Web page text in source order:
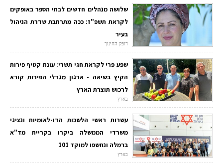
שלושה מנהלים חדשים לבתי הספר באופקים
לקראת תשפ"ז: ככה מתרחבת שדרת הניהול
בעיר
דופק החינוך
שפע פרי לקראת חגי תשרי: עונת קטיף פירות
הקיץ בשיאה - ארגון מגדלי הפירות קורא
לרכוש תוצרת הארץ
בארץ
עשרות ראשי הלשכות הדו-לאומיות ונציגי
משרדי הממשלה ביקרו בקריית מד"א
ברמלה ונחשפו למוקד 101
בארץ